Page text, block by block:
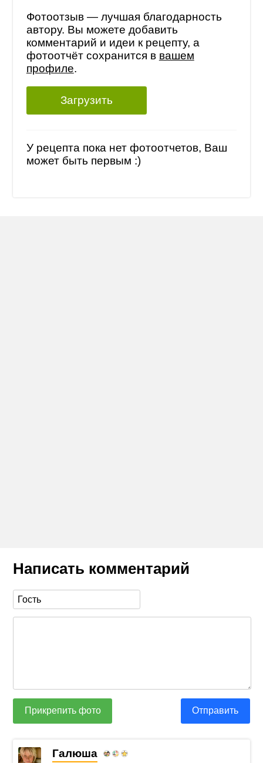
Фотоотзыв — лучшая благодарность
автору. Вы можете добавить
комментарий и идеи к рецепту, а
фотоотчёт сохранится в вашем
профиле.
Загрузить
У рецепта пока нет фотоотчетов, Ваш
может быть первым :)
Написать комментарий
Прикрепить фото Отправить
Галюша